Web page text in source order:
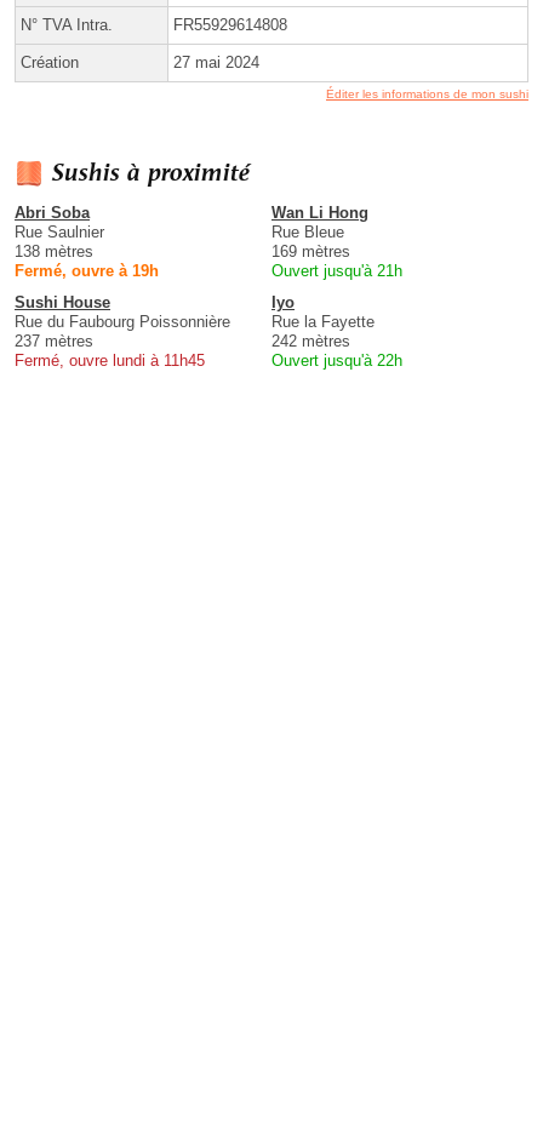
N° TVA Intra. FR55929614808
Création 27 mai 2024
Éditer les informations de mon sushi
Sushis à proximité
Abri Soba
Rue Saulnier
138 mètres
Fermé, ouvre à 19h
Wan Li Hong
Rue Bleue
169 mètres
Ouvert jusqu'à 21h
Sushi House
Rue du Faubourg Poissonnière
237 mètres
Fermé, ouvre lundi à 11h45
Iyo
Rue la Fayette
242 mètres
Ouvert jusqu'à 22h